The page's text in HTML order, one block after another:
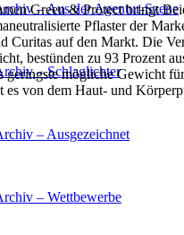
– Aus der Agentur-Szene
– Schlaglichter
– Ausgezeichnet
– Wettbewerbe
Green & Protect bringt
Pflaster der
Curitas auf den Markt. Die
bestünden zu 93 Prozent
geringste mögliche Gewicht
es von dem Haut- und